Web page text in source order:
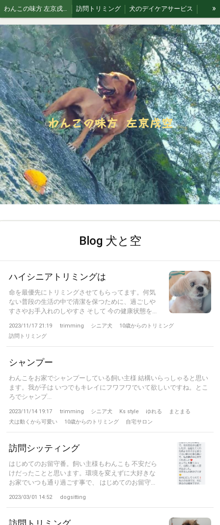
わんこの味方 左京戌空です。 訪問トリミング 犬のデイケアサービス
お散歩代行 犬猫 訪問シッティングサービス Blog 犬と空
»
わんこの味方 左京戌空
Blog 犬と空
ハイシニアトリミングは
命を最優先にトリミングさせてもらってます。何気
ない普段の生活の中で清潔を保つために、過ごしや
すさやお手入れのしやすさ そして 今の健康状態を...
2023/11/17 21:19 trimming シニア犬
10歳からのトリミング
訪問トリミング
シャンプー
わんこをお家でシャンプーしている飼い主様 結構いらっしゃると思い
ます。我が子は いつでもキレイにフワフワでいて欲しいですね。とこ
ろでシャンプ...
2023/11/14 19:17 trimming シニア犬 Ks style ゆれる
まとまる
犬は動くから可愛い
10歳からのトリミング 自宅サロン
訪問シッティング
はじめてのお留守番。飼い主様もわんこも 不安だら
けだったことと思います。環境を変えずに大好きな
お家でいつも通り過ごす事で、 はじめてのお留守...
2023/03/01 14:52 dogsitting